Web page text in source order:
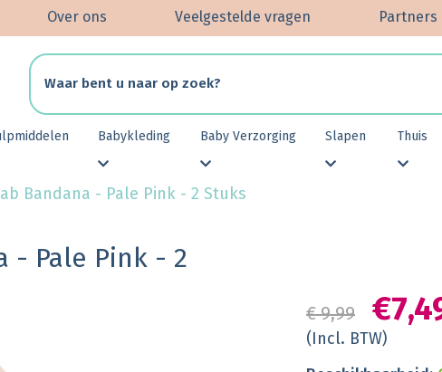
Partners
Veelgestelde vragen
Over ons
Babykleding Baby Verzorging Slapen Thuis
Bandana - Pale Pink - 2 Stuks
- Pale Pink - 2
€ 9,99
(Incl. BTW)